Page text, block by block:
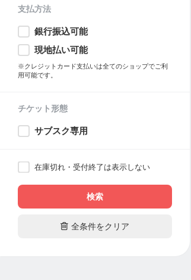
支払方法
銀行振込可能
現地払い可能
※クレジットカード支払いは全てのショップでご利
用可能です。
チケット形態
サブスク専用
在庫切れ・受付終了は表示しない
検索
 全条件をクリア